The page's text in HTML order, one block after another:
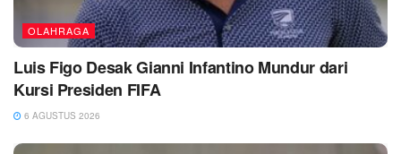
OLAHRAGA
Luis Figo Desak Gianni Infantino Mundur dari
Kursi Presiden FIFA
6 AGUSTUS 2026